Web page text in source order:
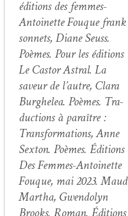
édi­tions des femmes-
Antoinette Fouque frank
son­nets, Diane Seuss.
Poèmes. Pour les édi­tions
Le Cas­tor Astral. La
saveur de l’autre, Clara
Burghe­lea. Poèmes. Tra­
duc­tions à paraître :
Trans­for­ma­tions, Anne
Sex­ton. Poèmes. Édi­tions
Des Femmes-Antoinette
Fouque, mai 2023. Maud
Martha, Gwen­dolyn
Brooks. Roman. Édi­tions